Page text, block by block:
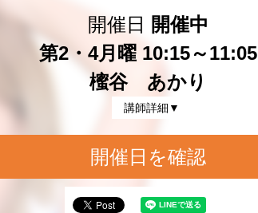
開催日
開催中
第2・4月曜 10:15～11:05
櫁谷 あかり
講師詳細▼
開催日を確認